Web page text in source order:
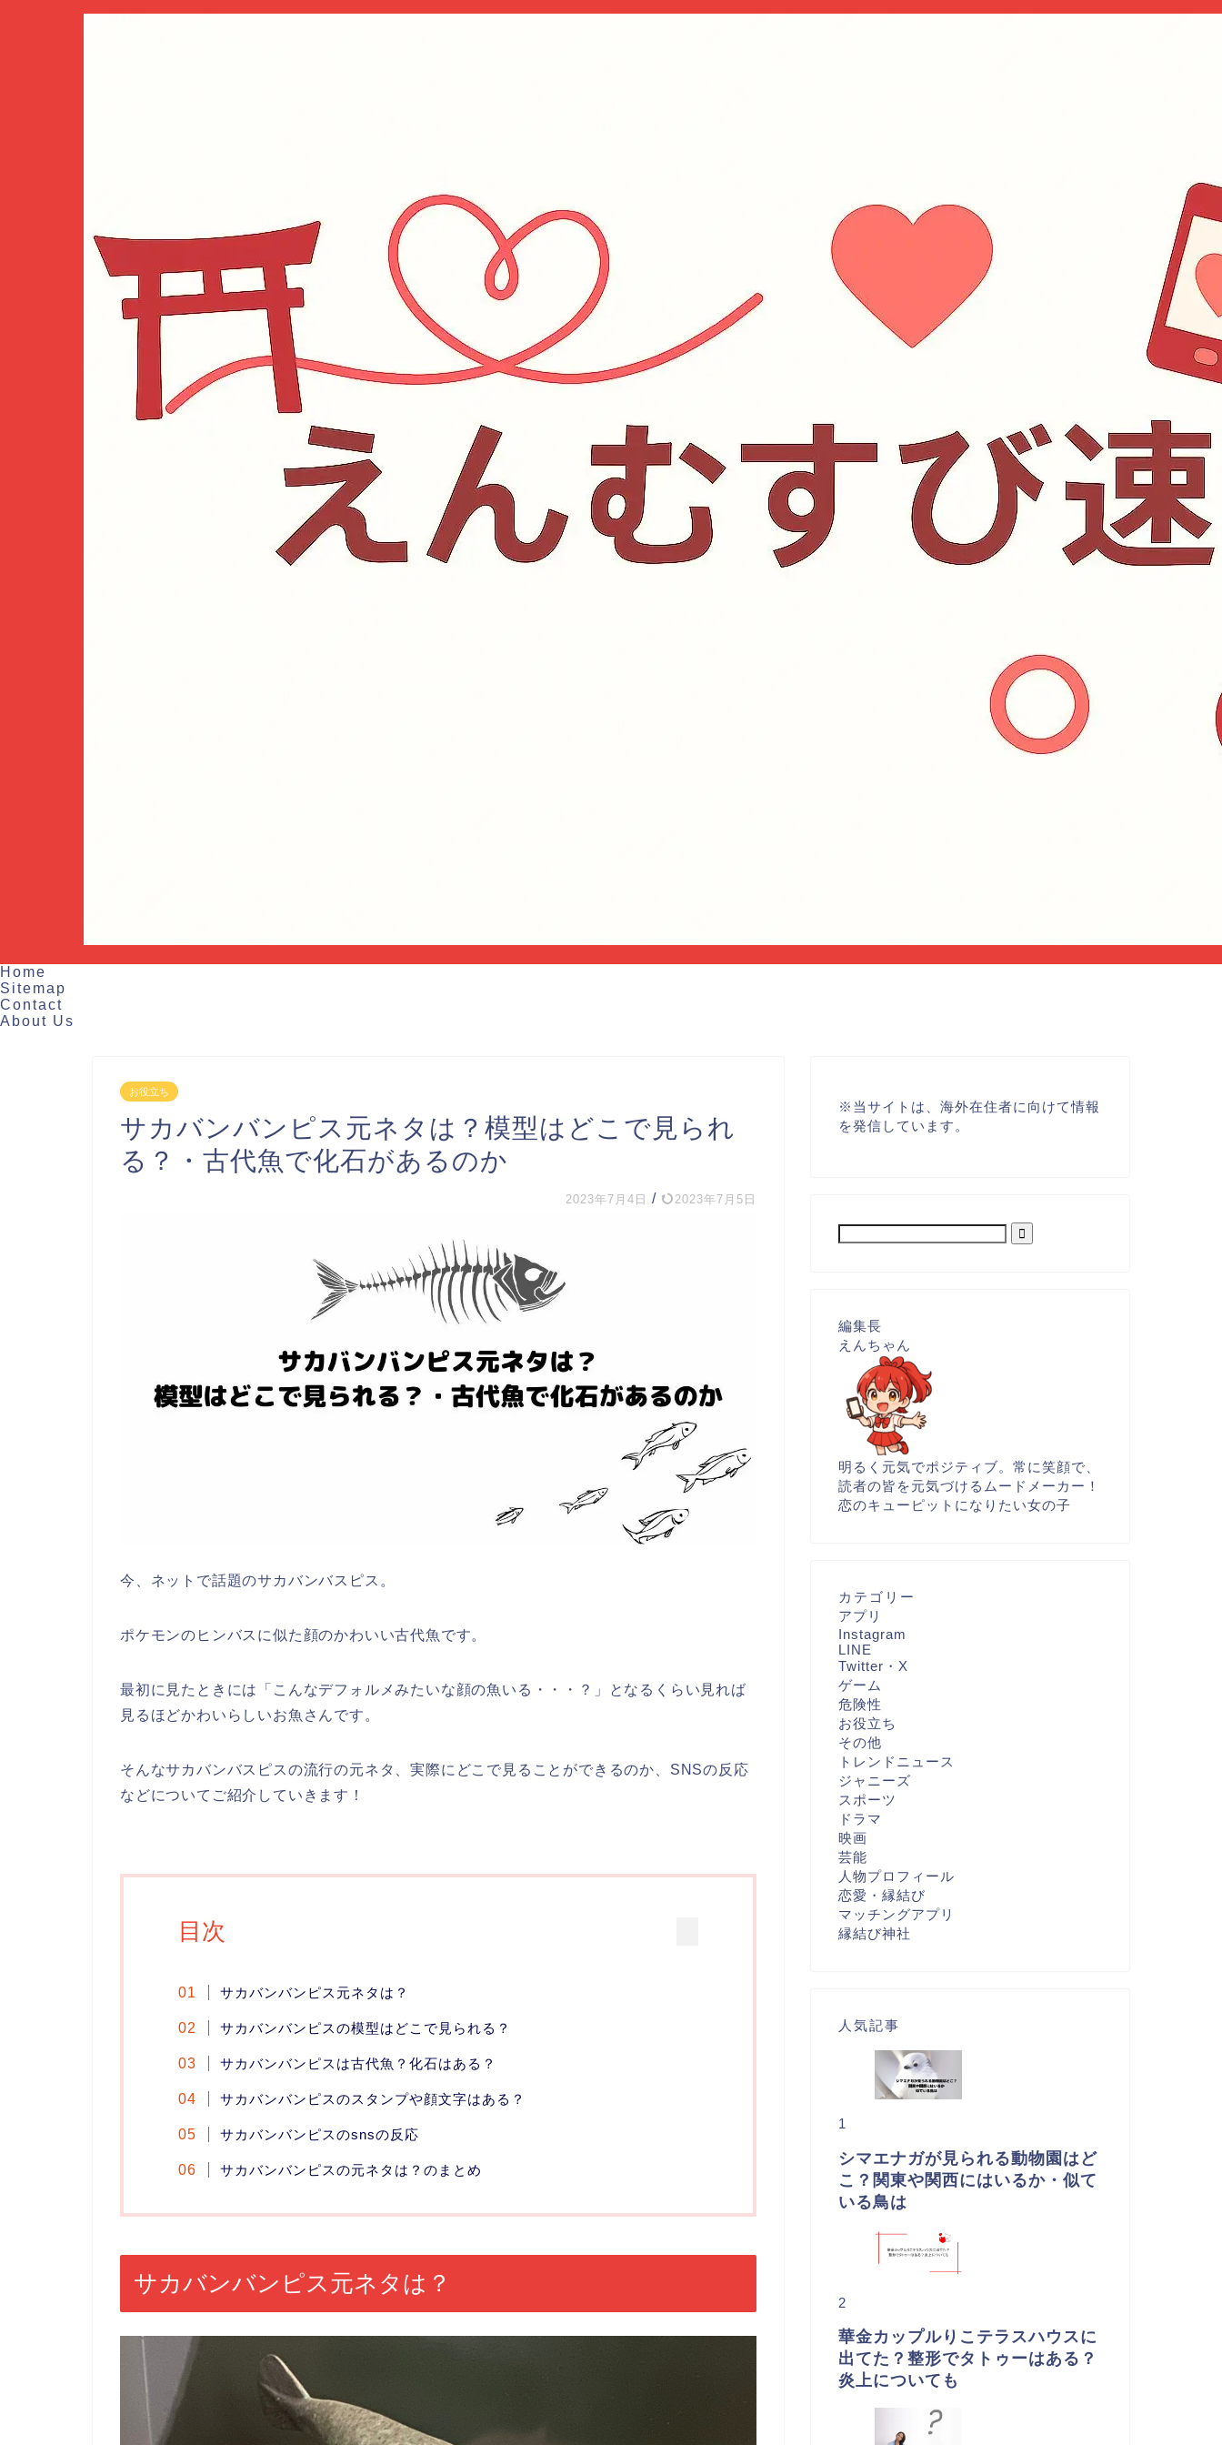
Home
Sitemap
Contact
About Us
お役立ち
サカバンバンピス元ネタは？模型はどこで見られ
る？・古代魚で化石があるのか
2023年7月4日 / 2023年7月5日
今、ネットで話題のサカバンバスピス。
ポケモンのヒンバスに似た顔のかわいい古代魚です。
最初に見たときには「こんなデフォルメみたいな顔の魚いる・・・？」となるくらい見れば
見るほどかわいらしいお魚さんです。
そんなサカバンバスピスの流行の元ネタ、実際にどこで見ることができるのか、SNSの反応
などについてご紹介していきます！
目次
サカバンバンピス元ネタは？
サカバンバンピスの模型はどこで見られる？
サカバンバンピスは古代魚？化石はある？
サカバンバンピスのスタンプや顔文字はある？
サカバンバンピスのsnsの反応
サカバンバンピスの元ネタは？のまとめ
サカバンバンピス元ネタは？
※ 当サイトは、海外在住者に向けて情報
を発信しています。
編集長
えんちゃん
明るく元気でポジティブ。常に笑顔で、
読者の皆を元気づけるムードメーカー！
恋のキューピットになりたい女の子
カテゴリー
アプリ
Instagram
LINE
Twitter・X
ゲーム
危険性
お役立ち
その他
トレンドニュース
ジャニーズ
スポーツ
ドラマ
映画
芸能
人物プロフィール
恋愛・縁結び
マッチングアプリ
縁結び神社
人気記事
1
シマエナガが見られる動物園はど
こ？関東や関西にはいるか・似て
いる鳥は
2
華金カップルりこテラスハウスに
出てた？整形でタトゥーはある？
炎上についても